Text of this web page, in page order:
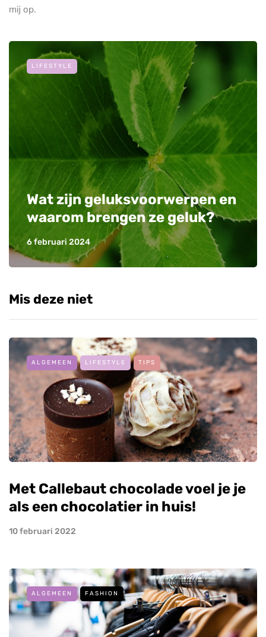
mij op.
LIFESTYLE
Wat zijn geluksvoorwerpen en
waarom brengen ze geluk?
6 februari 2024
Mis deze niet
ALGEMEEN LIFESTYLE TIPS
Met Callebaut chocolade voel je je
als een chocolatier in huis!
10 februari 2022
ALGEMEEN FASHION